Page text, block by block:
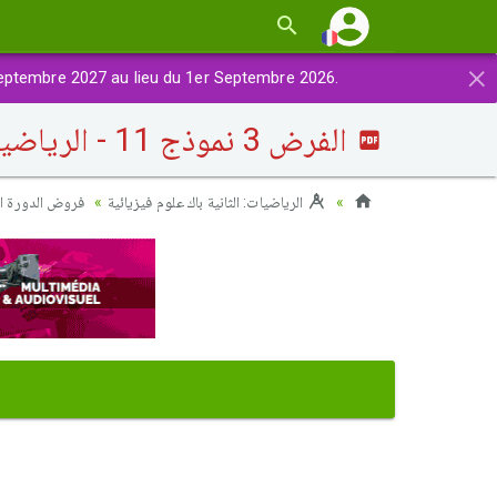
×
2027 au lieu du 1er Septembre 2026.
الفرض 3 نموذج 11 - الرياضيات ثانية باك علوم وتقنيات الدورة الأولى
الرياضيات: الثانية باك علوم فيزيائية فروض الدورة